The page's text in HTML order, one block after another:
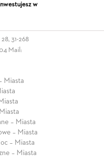
w
31-268
Mail:
Miasta
– Miasta
– Miasta
– Miasta
– Miasta